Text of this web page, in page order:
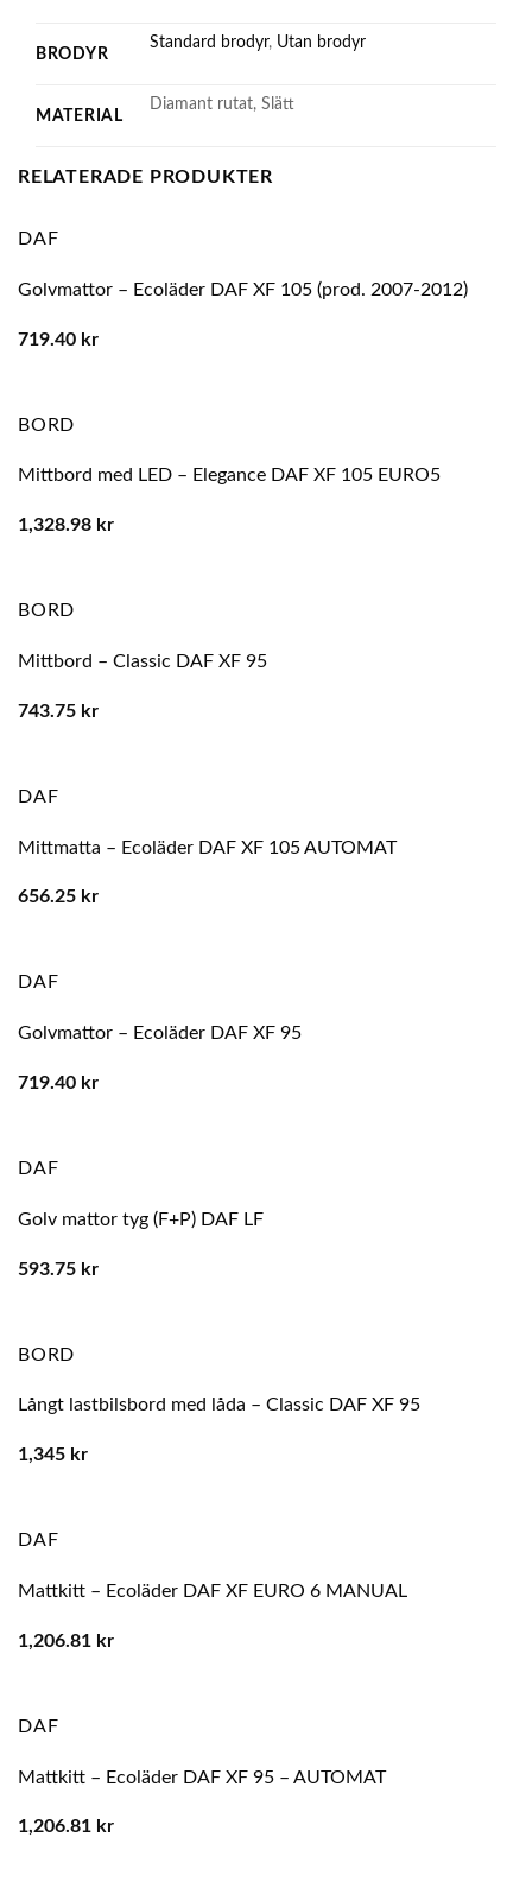
BRODYR
Standard brodyr, Utan brodyr
MATERIAL
Diamant rutat, Slätt
RELATERADE PRODUKTER
DAF
Golvmattor – Ecoläder DAF XF 105 (prod. 2007-2012)
719.40 kr
BORD
Mittbord med LED – Elegance DAF XF 105 EURO5
1,328.98 kr
BORD
Mittbord – Classic DAF XF 95
743.75 kr
DAF
Mittmatta – Ecoläder DAF XF 105 AUTOMAT
656.25 kr
DAF
Golvmattor – Ecoläder DAF XF 95
719.40 kr
DAF
Golv mattor tyg (F+P) DAF LF
593.75 kr
BORD
Långt lastbilsbord med låda – Classic DAF XF 95
1,345 kr
DAF
Mattkitt – Ecoläder DAF XF EURO 6 MANUAL
1,206.81 kr
DAF
Mattkitt – Ecoläder DAF XF 95 – AUTOMAT
1,206.81 kr